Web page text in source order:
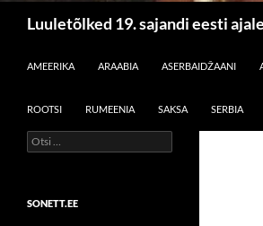
Luuletõlked 19. sajandi eesti
AMEERIKA
ARAABIA ASERBAIDŽAANI
ROOTSI RUMEENIA SAKSA SERBIA
Otsi:
SONETT.EE